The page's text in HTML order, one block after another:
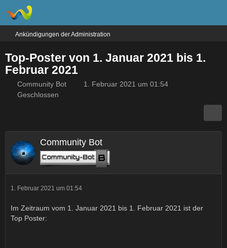
Ankündigungen der Administration
Top-Poster von 1. Januar 2021 bis 1.
Februar 2021
Community Bot
1. Februar 2021 um 01:54
Geschlossen
Community Bot
1. Februar 2021 um 01:54
Im Zeitraum vom 1. Januar 2021 bis 1. Februar 2021 ist der
Top Poster: